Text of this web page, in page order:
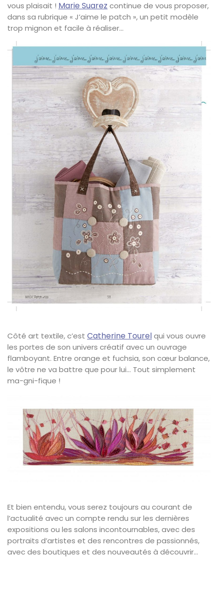
vous plaisait ! Marie Suarez continue de vous proposer,
dans sa rubrique « J’aime le patch », un petit modèle
trop mignon et facile à réaliser…
Côté art textile, c’est Catherine Tourelqui vous ouvre
les portes de son univers créatif avec un ouvrage
flamboyant. Entre orange et fuchsia, son cœur balance,
le vôtre ne va battre que pour lui… Tout simplement
ma-gni-fique !
Et bien entendu, vous serez toujours au courant de
l’actualité avec un compte rendu sur les dernières
expositions ou les salons incontournables, avec des
portraits d’artistes et des rencontres de passionnés,
avec des boutiques et des nouveautés à découvrir…